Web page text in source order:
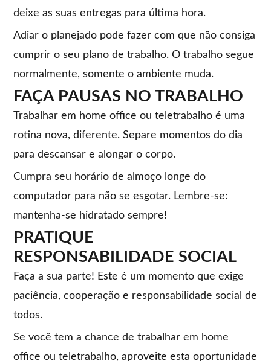
deixe as suas entregas para última hora.
Adiar o planejado pode fazer com que não consiga
cumprir o seu plano de trabalho. O trabalho segue
normalmente, somente o ambiente muda.
FAÇA PAUSAS NO TRABALHO
Trabalhar em home office ou teletrabalho é uma
rotina nova, diferente. Separe momentos do dia
para descansar e alongar o corpo.
Cumpra seu horário de almoço longe do
computador para não se esgotar. Lembre-se:
mantenha-se hidratado sempre!
PRATIQUE
RESPONSABILIDADE SOCIAL
Faça a sua parte! Este é um momento que exige
paciência, cooperação e responsabilidade social de
todos.
Se você tem a chance de trabalhar em home
office ou teletrabalho, aproveite esta oportunidade